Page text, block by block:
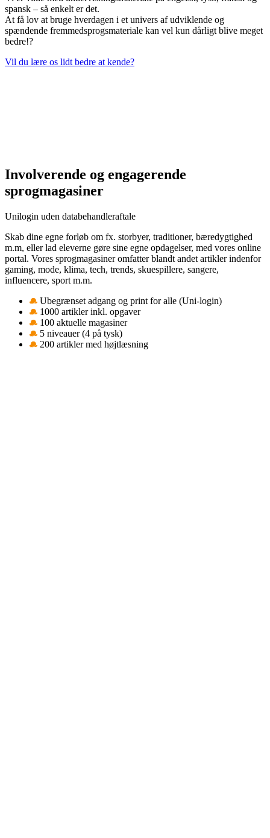
spansk – så enkelt er det.
At få lov at bruge hverdagen i et univers af udviklende og
spændende fremmedsprogsmateriale kan vel kun dårligt blive meget
bedre!?
Vil du lære os lidt bedre at kende?
Involverende og engagerende
sprogmagasiner
Unilogin uden databehandleraftale
Skab dine egne forløb om fx. storbyer, traditioner, bæredygtighed
m.m, eller lad eleverne gøre sine egne opdagelser, med vores online
portal. Vores sprogmagasiner omfatter blandt andet artikler indenfor
gaming, mode, klima, tech, trends, skuespillere, sangere,
influencere, sport m.m.
Ubegrænset adgang og print for alle (Uni-login)
1000 artikler inkl. opgaver
100 aktuelle magasiner
5 niveauer (4 på tysk)
200 artikler med højtlæsning